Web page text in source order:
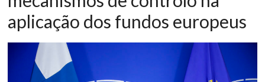
aplicação dos fundos europeus